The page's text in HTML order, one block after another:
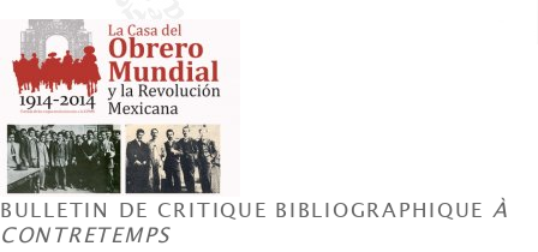
BULLETIN DE CRITIQUE BIBLIOGRAPHIQUE À
CONTRETEMPS